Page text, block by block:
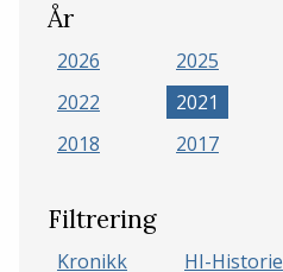
År
2026 2025
2022
2021
2018
2017
Filtrering
Kronikk HI-Historie